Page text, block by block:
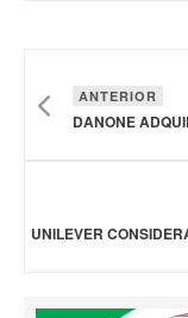
ANTERIOR